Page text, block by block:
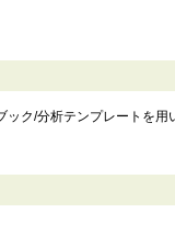
ク/分析テンプレートを用